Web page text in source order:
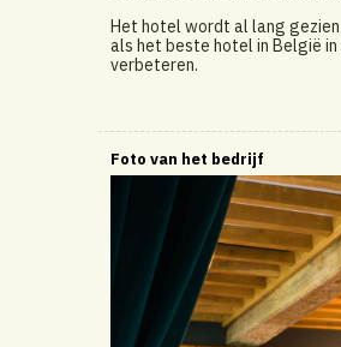
Het hotel wordt al lang
als het beste hotel in België in
verbeteren.
Foto van het bedrijf